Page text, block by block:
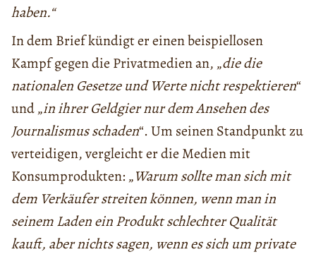
haben.“
In dem Brief kündigt er einen beispiellosen
Kampf gegen die Privatmedien an, „die die
nationalen Gesetze und Werte nicht respektieren“
und „in ihrer Geldgier nur dem Ansehen des
Journalismus schaden“. Um seinen Standpunkt zu
verteidigen, vergleicht er die Medien mit
Konsumprodukten: „Warum sollte man sich mit
dem Verkäufer streiten können, wenn man in
seinem Laden ein Produkt schlechter Qualität
kauft, aber nichts sagen, wenn es sich um private